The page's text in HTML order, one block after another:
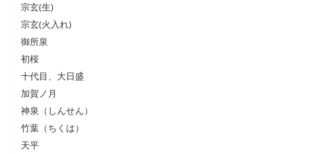
宗玄(生)
宗玄(火入れ)
御所泉
初桜
十代目、大日盛
加賀ノ月
神泉（しんせん）
竹葉（ちくは）
天平